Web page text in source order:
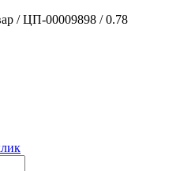
/ ЦП-00009898 / 0.78